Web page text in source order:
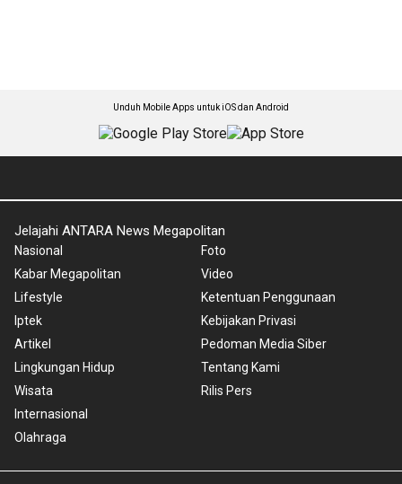
Unduh Mobile Apps untuk iOS dan Android
Jelajahi ANTARA News Megapolitan
Nasional
Kabar Megapolitan
Lifestyle
Iptek
Artikel
Lingkungan Hidup
Wisata
Internasional
Olahraga
Foto
Video
Ketentuan Penggunaan
Kebijakan Privasi
Pedoman Media Siber
Tentang Kami
Rilis Pers